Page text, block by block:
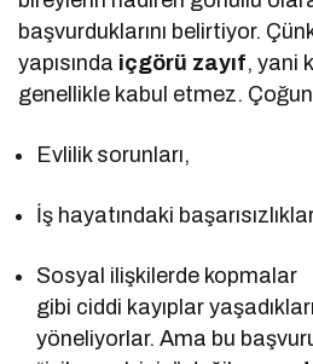
başvurduklarını belirtiyor.
yapısında içgörü zayıf, yani
genellikle kabul etmez.
Evlilik sorunları,
İş hayatındaki
Sosyal ilişkilerde kopmalar
gibi ciddi kayıplar
yöneliyorlar. Ama bu